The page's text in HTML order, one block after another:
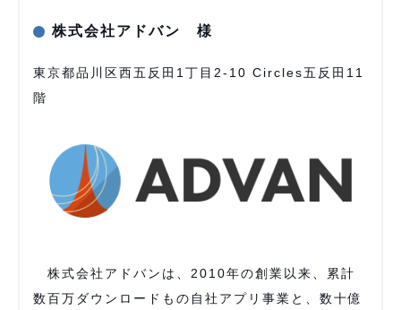
株式会社アドバン 様
東京都品川区西五反田1丁目2-10 Circles五反田11
階
株式会社アドバンは、2010年の創業以来、累計
数百万ダウンロードもの自社アプリ事業と、数十億